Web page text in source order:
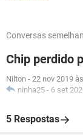
Conversas
Chip perdido
Nilton - 22 nov 2019
ninha25 - 6 set
5 Respostas